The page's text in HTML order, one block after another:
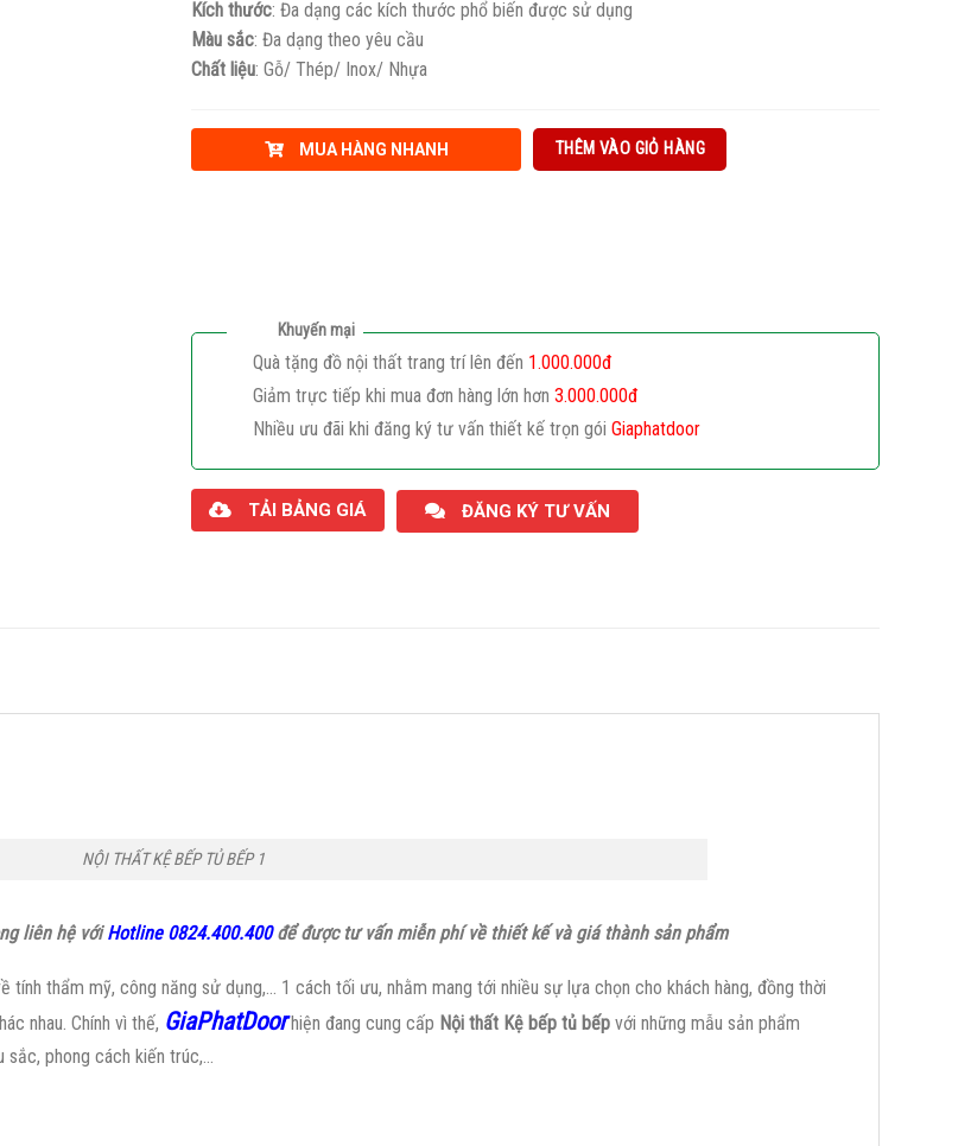
Kích thước: Đa dạng các kích thước phổ biến được sử dụng
Màu sắc: Đa dạng theo yêu cầu
Chất liệu: Gỗ/ Thép/ Inox/ Nhựa
MUA HÀNG NHANH THÊM VÀO GIỎ HÀNG
Khuyến mại
Quà tặng đồ nội thất trang trí lên đến 1.000.000đ
Giảm trực tiếp khi mua đơn hàng lớn hơn 3.000.000đ
Nhiều ưu đãi khi đăng ký tư vấn thiết kế trọn gói Giaphatdoor
TẢI BẢNG GIÁ ĐĂNG KÝ TƯ VẤN
NỘI THẤT KỆ BẾP TỦ BẾP 1
liên hệ vớiHotline 0824.400.400để được tư vấn miễn phí về thiết kế và giá thành sản phẩm
thẩm mỹ, công năng sử dụng,… 1 cách tối ưu, nhằm mang tới nhiều sự lựa chọn cho khách hàng, đồng thời
nhau. Chính vì thế, GiaPhatDoorhiện đang cung cấp Nội thất Kệ bếp tủ bếp với những mẫu sản phẩm
phong cách kiến trúc,…